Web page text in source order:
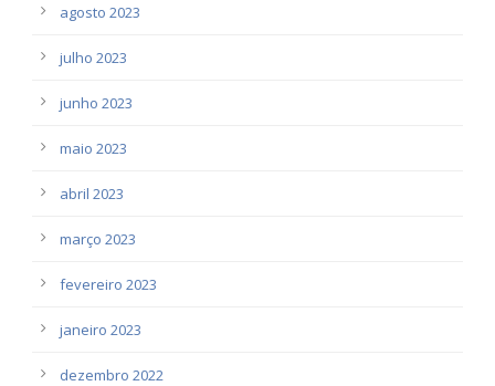
agosto 2023
julho 2023
junho 2023
maio 2023
abril 2023
março 2023
fevereiro 2023
janeiro 2023
dezembro 2022